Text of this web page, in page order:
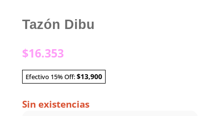
Tazón Dibu
$16.353
Efectivo 15% Off:$13,900
Sin existencias